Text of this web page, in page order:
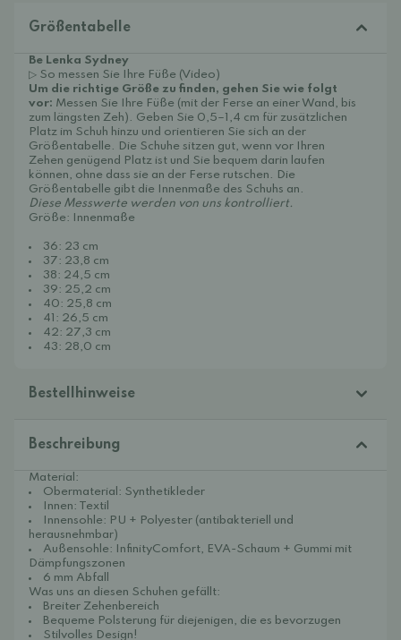
Größentabelle
Be Lenka Sydney
▷ So messen Sie Ihre Füße (Video)
Um die richtige Größe zu finden, gehen Sie wie folgt
vor: Messen Sie Ihre Füße (mit der Ferse an einer Wand, bis
zum längsten Zeh). Geben Sie 0,5–1,4 cm für zusätzlichen
Platz im Schuh hinzu und orientieren Sie sich an der
Größentabelle. Die Schuhe sitzen gut, wenn vor Ihren
Zehen genügend Platz ist und Sie bequem darin laufen
können, ohne dass sie an der Ferse rutschen. Die
Größentabelle gibt die Innenmaße des Schuhs an.
Diese Messwerte werden von uns kontrolliert.
Größe: Innenmaße
36: 23 cm
37: 23,8 cm
38: 24,5 cm
39: 25,2 cm
40: 25,8 cm
41: 26,5 cm
42: 27,3 cm
43: 28,0 cm
Bestellhinweise
Beschreibung
Material:
Obermaterial: Synthetikleder
Innen: Textil
Innensohle: PU + Polyester (antibakteriell und
herausnehmbar)
Außensohle: InfinityComfort, EVA-Schaum + Gummi mit
Dämpfungszonen
6 mm Abfall
Was uns an diesen Schuhen gefällt:
Breiter Zehenbereich
Bequeme Polsterung für diejenigen, die es bevorzugen
Stilvolles Design!